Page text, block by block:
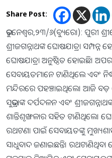
Share Post:
ଭୁବନେଶ୍ବର,୨୩/୬(ବ୍ୟୁରୋ): ପୁରୀ
ଶ୍ରୀଜଗନ୍ନାଥଙ୍କ ଘୋଷଯାତ୍ରା ସମ୍ପନ୍ନ
ଘୋଷଯାତ୍ରା ଅନୁଷ୍ଠିତ ହୋଇଛି।
ସେବାୟତମାନେ ଟାଣିଥିଲେ ଏବଂ
ମନ୍ଦିରରେ ପହଞ୍ଚାଇଥିଲେ। ଆଜି ବଡ଼
ସୁଭଦ୍ରାଙ୍କ ଦର୍ପଦଳନ ଏବଂ
ଶାନ୍ତିଶୃଙ୍ଖଳାର ସହିତ ଟାଣିଥିଲେ।
ରଥଟଣା ପାଇଁ ସେବାୟତଙ୍କୁ
ସାଧୁବାଦ ଜଣାଇଛନ୍ତି। ରଥଟାଣିଥିବା